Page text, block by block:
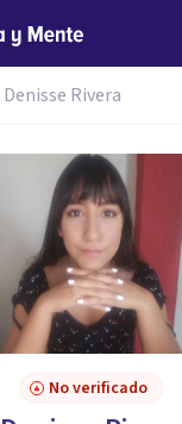
Denisse Rivera
No verificado